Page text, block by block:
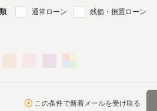
通常ローン 残価・据置ローン
この条件で新着メールを受け取る